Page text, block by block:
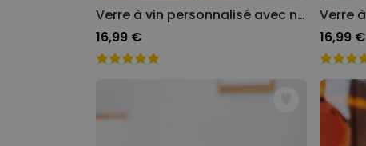
Verre à vin personnalisé avec nom
16,99 €
16,99 €